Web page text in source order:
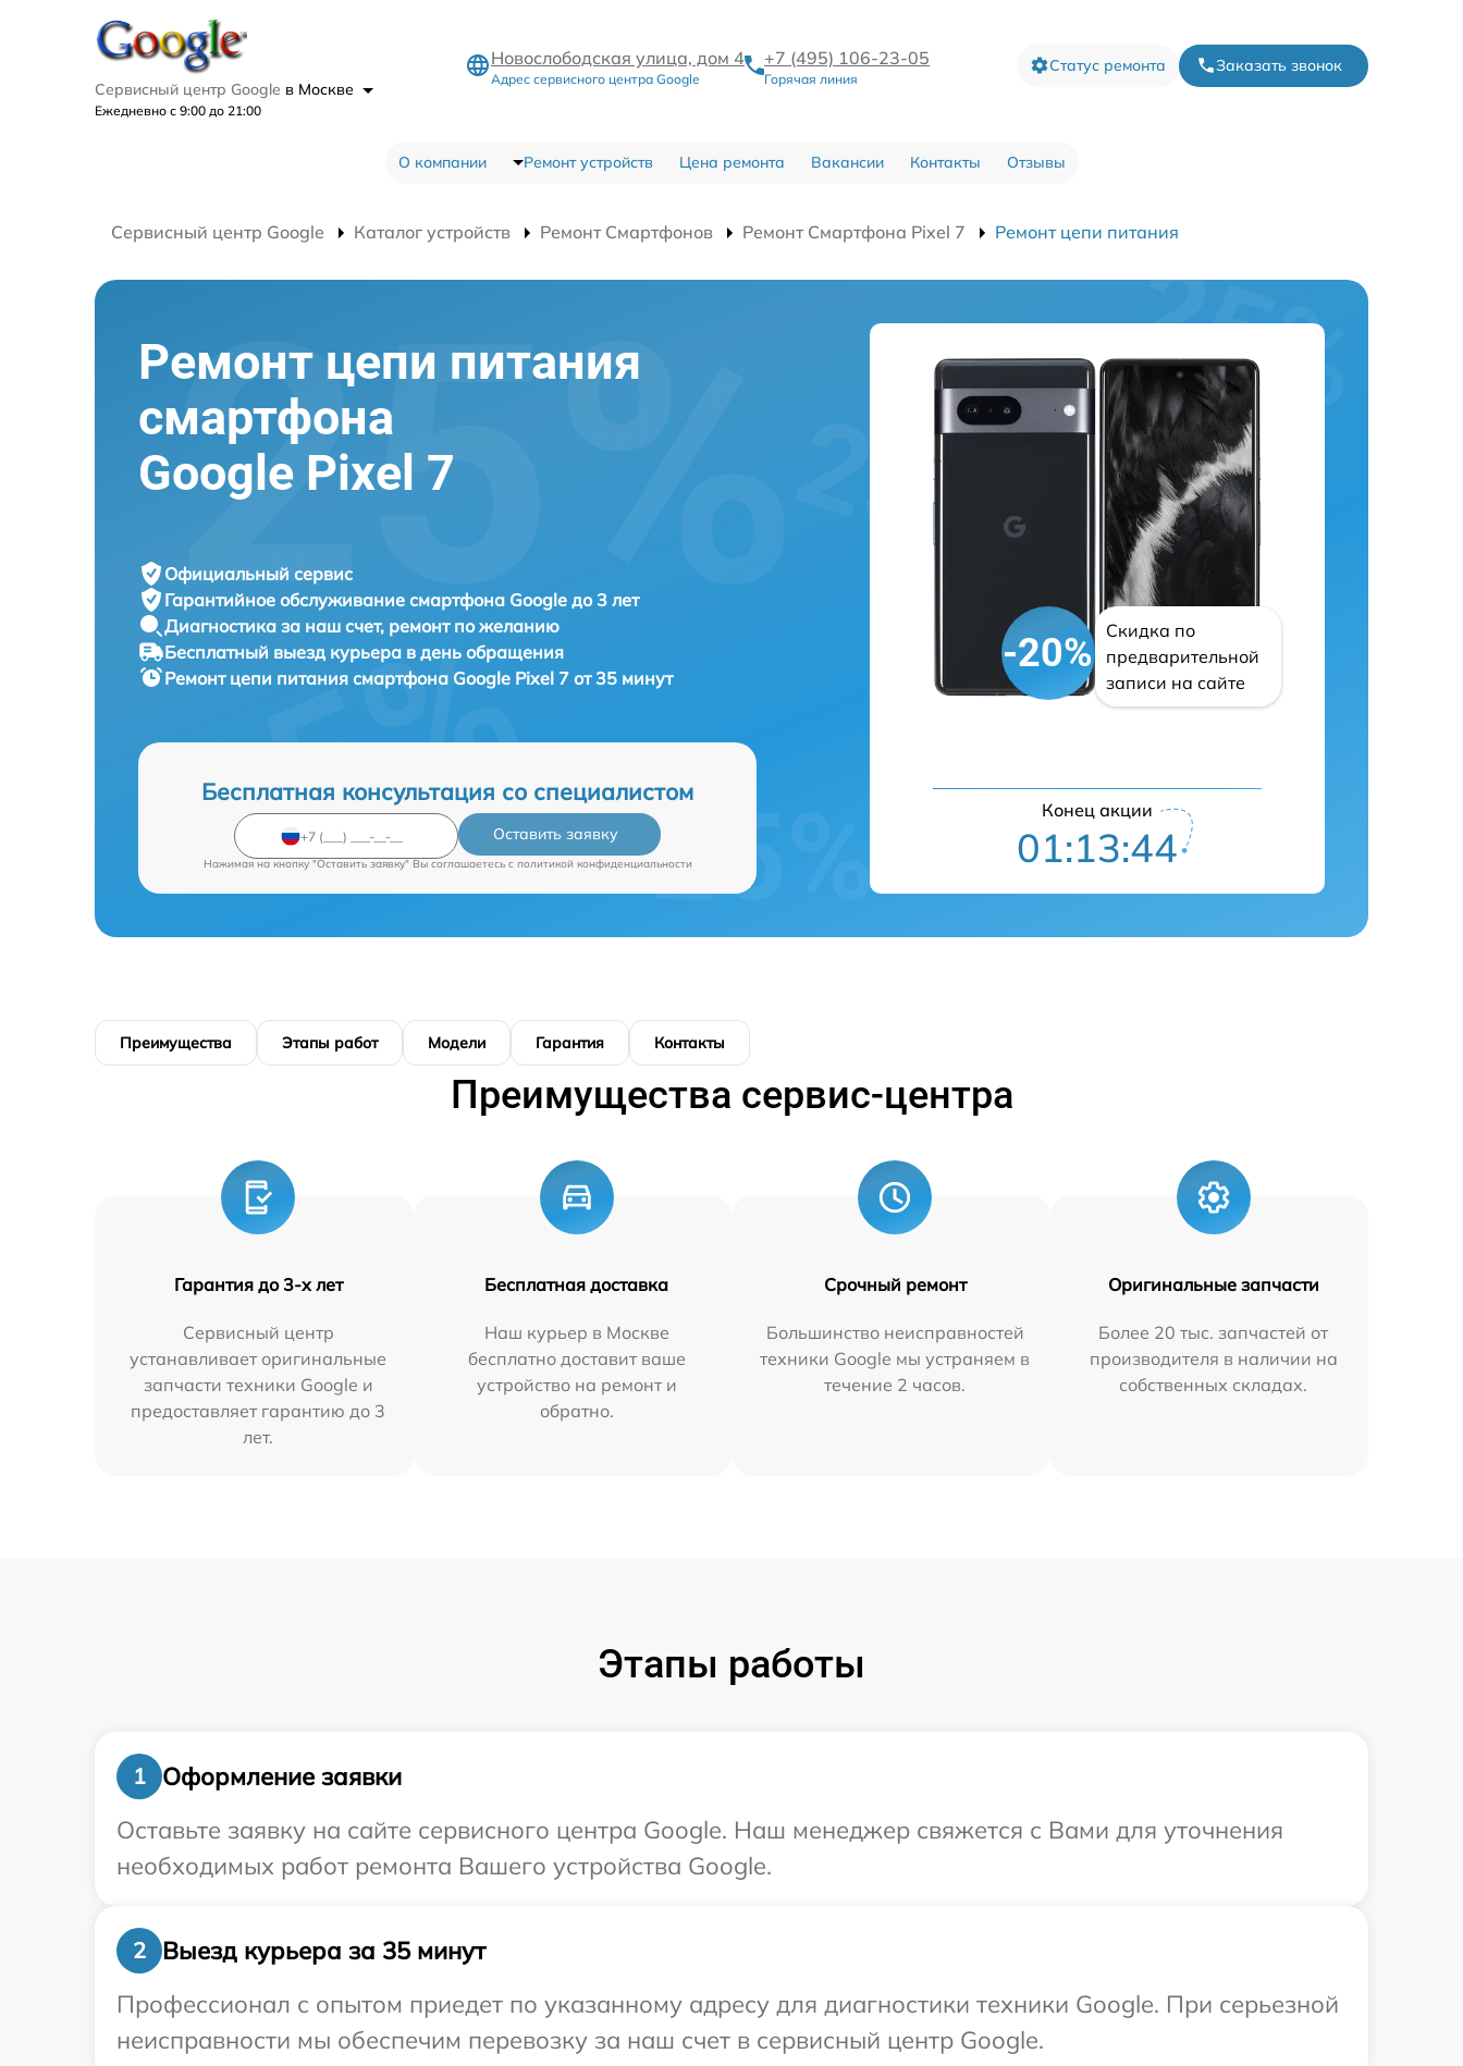
Сервисный центр Google в Москве
Ежедневно с 9:00 до 21:00
Новослободская улица, дом 4
Адрес сервисного центра Google
+7 (495) 106-23-05
Горячая линия
Статус ремонта Заказать звонок
О компании Ремонт устройств Цена ремонта Вакансии Контакты Отзывы
Сервисный центр Google Каталог устройств Ремонт Смартфонов Ремонт Смартфона Pixel 7 Ремонт цепи питания
Ремонт цепи питания
смартфона
Google Pixel 7
Официальный сервис
Гарантийное обслуживание смартфона Google до 3 лет
Диагностика за наш счет, ремонт по желанию
Бесплатный выезд курьера в день обращения
Ремонт цепи питания смартфона Google Pixel 7 от 35 минут
Бесплатная консультация со специалистом
Оставить заявку
Нажимая на кнопку "Оставить заявку" Вы соглашаетесь c политикой конфиденциальности
-20%
Скидка по
предварительной
записи на сайте
Конец акции
01:13:43
Преимущества Этапы работ Модели Гарантия Контакты
Преимущества сервис-центра
Гарантия до 3-х лет
Сервисный центр
устанавливает оригинальные
запчасти техники Google и
предоставляет гарантию до 3
лет.
Бесплатная доставка
Наш курьер в Москве
бесплатно доставит ваше
устройство на ремонт и
обратно.
Срочный ремонт
Большинство неисправностей
техники Google мы устраняем в
течение 2 часов.
Оригинальные запчасти
Более 20 тыс. запчастей от
производителя в наличии на
собственных складах.
Этапы работы
1
Оформление заявки
Оставьте заявку на сайте сервисного центра Google. Наш менеджер свяжется с Вами для уточнения
необходимых работ ремонта Вашего устройства Google.
2
Выезд курьера за 35 минут
Профессионал с опытом приедет по указанному адресу для диагностики техники Google. При серьезной
неисправности мы обеспечим перевозку за наш счет в сервисный центр Google.